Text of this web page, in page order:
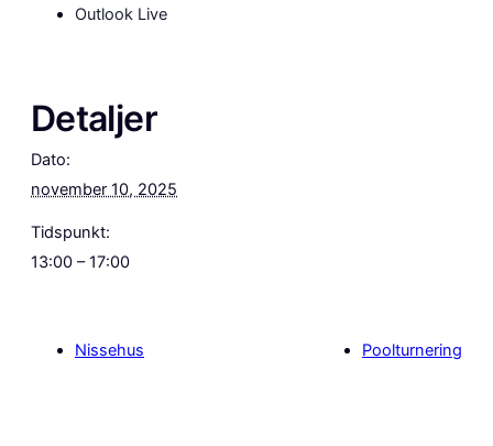
Outlook Live
Detaljer
Dato:
november 10, 2025
Tidspunkt:
13:00 – 17:00
Nissehus Poolturnering